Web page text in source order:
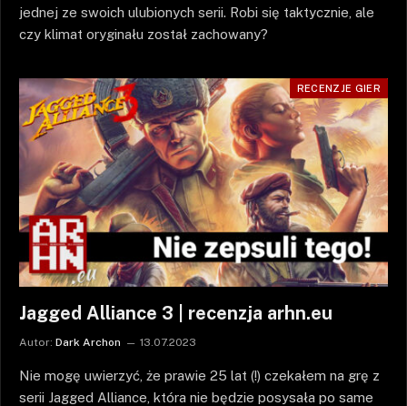
jednej ze swoich ulubionych serii. Robi się taktycznie, ale
czy klimat oryginału został zachowany?
RECENZJE GIER
Jagged Alliance 3 | recenzja arhn.eu
Autor: Dark Archon 13.07.2023
Nie mogę uwierzyć, że prawie 25 lat (!) czekałem na grę z
serii Jagged Alliance, która nie będzie posysała po same